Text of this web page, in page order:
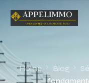
Home Blog